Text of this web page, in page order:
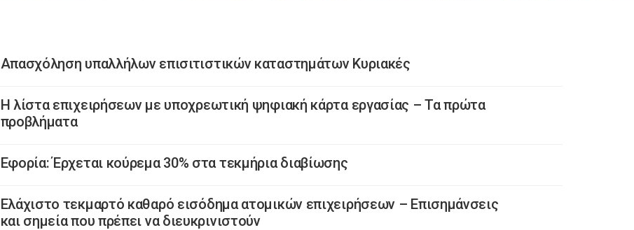
Απασχόληση υπαλλήλων επισιτιστικών καταστημάτων Κυριακές
H λίστα επιχειρήσεων με υποχρεωτική ψηφιακή κάρτα εργασίας – Τα πρώτα
προβλήματα
Εφορία: Έρχεται κούρεμα 30% στα τεκμήρια διαβίωσης
Ελάχιστο τεκμαρτό καθαρό εισόδημα ατομικών επιχειρήσεων – Επισημάνσεις
και σημεία που πρέπει να διευκρινιστούν